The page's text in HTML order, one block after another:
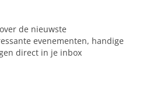
de nieuwste
evenementen, handige
direct in je inbox